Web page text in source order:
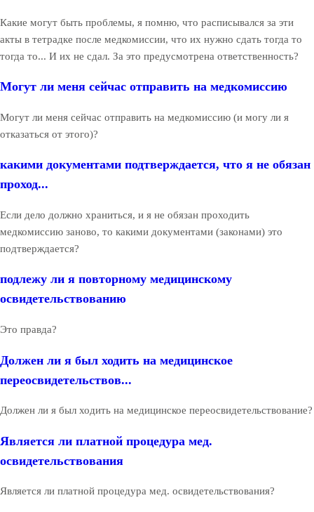
Какие могут быть проблемы, я помню, что расписывался за эти
акты в тетрадке после медкомиссии, что их нужно сдать тогда то
тогда то... И их не сдал. За это предусмотрена ответственность?
Могут ли меня сейчас отправить на медкомиссию
Могут ли меня сейчас отправить на медкомиссию (и могу ли я
отказаться от этого)?
какими документами подтверждается, что я не обязан
проход...
Если дело должно храниться, и я не обязан проходить
медкомиссию заново, то какими документами (законами) это
подтверждается?
подлежу ли я повторному медицинскому
освидетельствованию
Это правда?
Должен ли я был ходить на медицинское
переосвидетельствов...
Должен ли я был ходить на медицинское переосвидетельствование?
Является ли платной процедура мед.
освидетельствования
Является ли платной процедура мед. освидетельствования?